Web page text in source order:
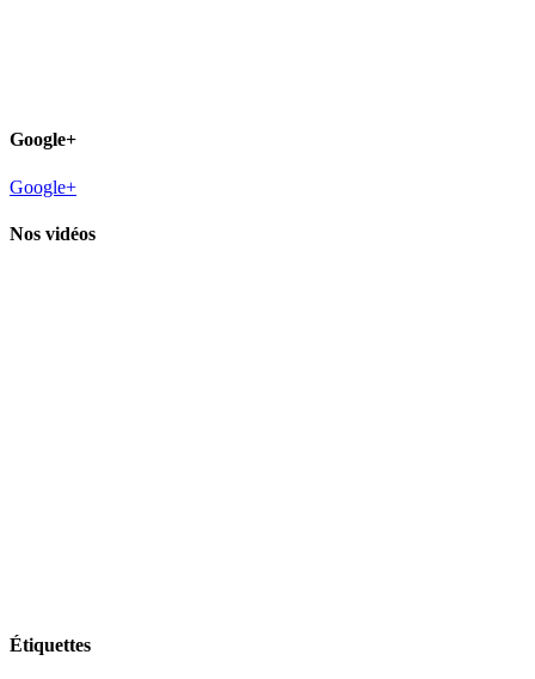
Google+
Google+
Nos vidéos
Étiquettes